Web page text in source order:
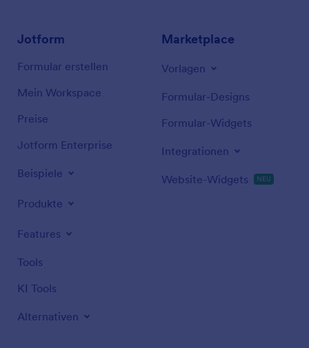
Jotform
Formular erstellen
Mein Workspace
Preise
Jotform Enterprise
Beispiele
Produkte
Features
Tools
KI Tools
Alternativen
Marketplace
Vorlagen
Formular-Designs
Formular-Widgets
Integrationen
Website-Widgets NEU